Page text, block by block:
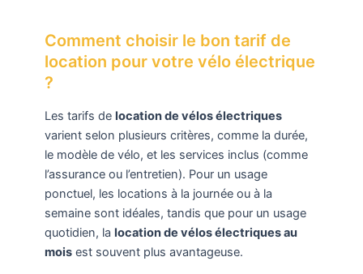
Comment choisir le bon tarif de
location pour votre vélo électrique
?
Les tarifs de location de vélos électriques
varient selon plusieurs critères, comme la durée,
le modèle de vélo, et les services inclus (comme
l’assurance ou l’entretien). Pour un usage
ponctuel, les locations à la journée ou à la
semaine sont idéales, tandis que pour un usage
quotidien, la location de vélos électriques au
moisest souvent plus avantageuse.